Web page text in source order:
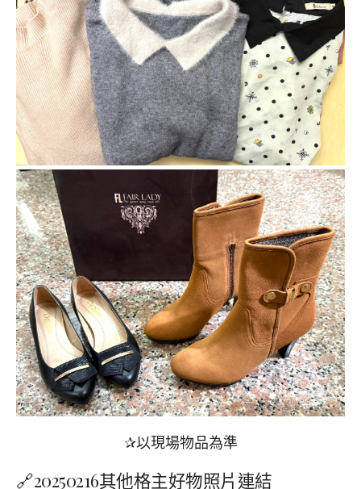
✰以現場物品為準
🔗20250216其他格主好物照片連結